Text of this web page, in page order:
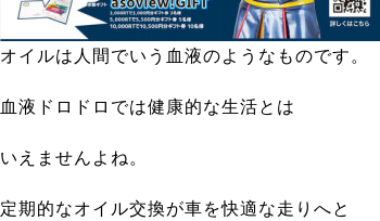
オイルは人間でいう血液のようなものです。
血液ドロドロでは健康的な生活とは
いえませんよね。
定期的なオイル交換が車を快適な走りへと